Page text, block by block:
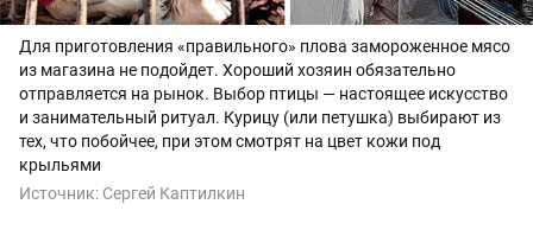
Для приготовления «правильного» плова замороженное мясо
из магазина не подойдет. Хороший хозяин обязательно
отправляется на рынок. Выбор птицы — настоящее искусство
и занимательный ритуал. Курицу (или петушка) выбирают из
тех, что побойчее, при этом смотрят на цвет кожи под
крыльями
Источник: Сергей Каптилкин